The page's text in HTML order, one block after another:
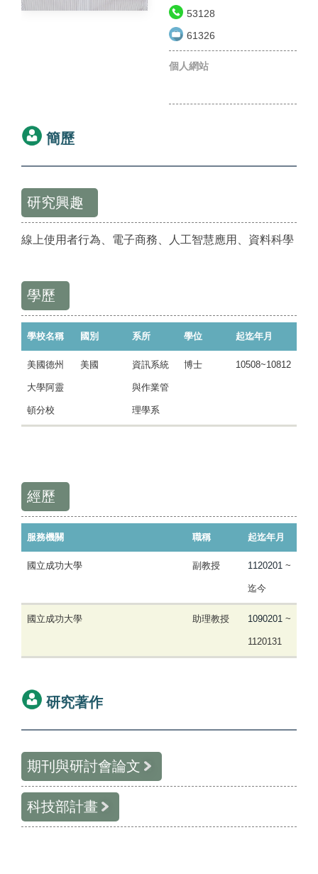
53128
61326
個人網站
簡歷
研究興趣
線上使用者行為、電子商務、人工智慧應用、資料科學
學歷
學校名稱 國別 系所 學位 起迄年月
美國德州
大學阿靈
頓分校
美國 資訊系統
與作業管
理學系
博士 10508~10812
經歷
服務機關 職稱 起迄年月
國立成功大學 副教授 1120201 ~
迄今
國立成功大學 助理教授 1090201 ~
1120131
研究著作
期刊與研討會論文
科技部計畫